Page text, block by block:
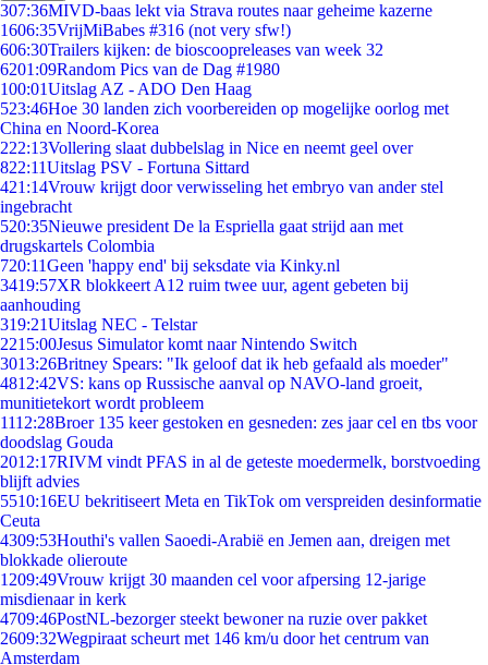
307:36MIVD-baas lekt via Strava routes naar geheime kazerne
1606:35VrijMiBabes #316 (not very sfw!)
606:30Trailers kijken: de bioscoopreleases van week 32
6201:09Random Pics van de Dag #1980
100:01Uitslag AZ - ADO Den Haag
523:46Hoe 30 landen zich voorbereiden op mogelijke oorlog met
China en Noord-Korea
222:13Vollering slaat dubbelslag in Nice en neemt geel over
822:11Uitslag PSV - Fortuna Sittard
421:14Vrouw krijgt door verwisseling het embryo van ander stel
ingebracht
520:35Nieuwe president De la Espriella gaat strijd aan met
drugskartels Colombia
720:11Geen 'happy end' bij seksdate via Kinky.nl
3419:57XR blokkeert A12 ruim twee uur, agent gebeten bij
aanhouding
319:21Uitslag NEC - Telstar
2215:00Jesus Simulator komt naar Nintendo Switch
3013:26Britney Spears: "Ik geloof dat ik heb gefaald als moeder"
4812:42VS: kans op Russische aanval op NAVO-land groeit,
munitietekort wordt probleem
1112:28Broer 135 keer gestoken en gesneden: zes jaar cel en tbs voor
doodslag Gouda
2012:17RIVM vindt PFAS in al de geteste moedermelk, borstvoeding
blijft advies
5510:16EU bekritiseert Meta en TikTok om verspreiden desinformatie
Ceuta
4309:53Houthi's vallen Saoedi-Arabië en Jemen aan, dreigen met
blokkade olieroute
1209:49Vrouw krijgt 30 maanden cel voor afpersing 12-jarige
misdienaar in kerk
4709:46PostNL-bezorger steekt bewoner na ruzie over pakket
2609:32Wegpiraat scheurt met 146 km/u door het centrum van
Amsterdam